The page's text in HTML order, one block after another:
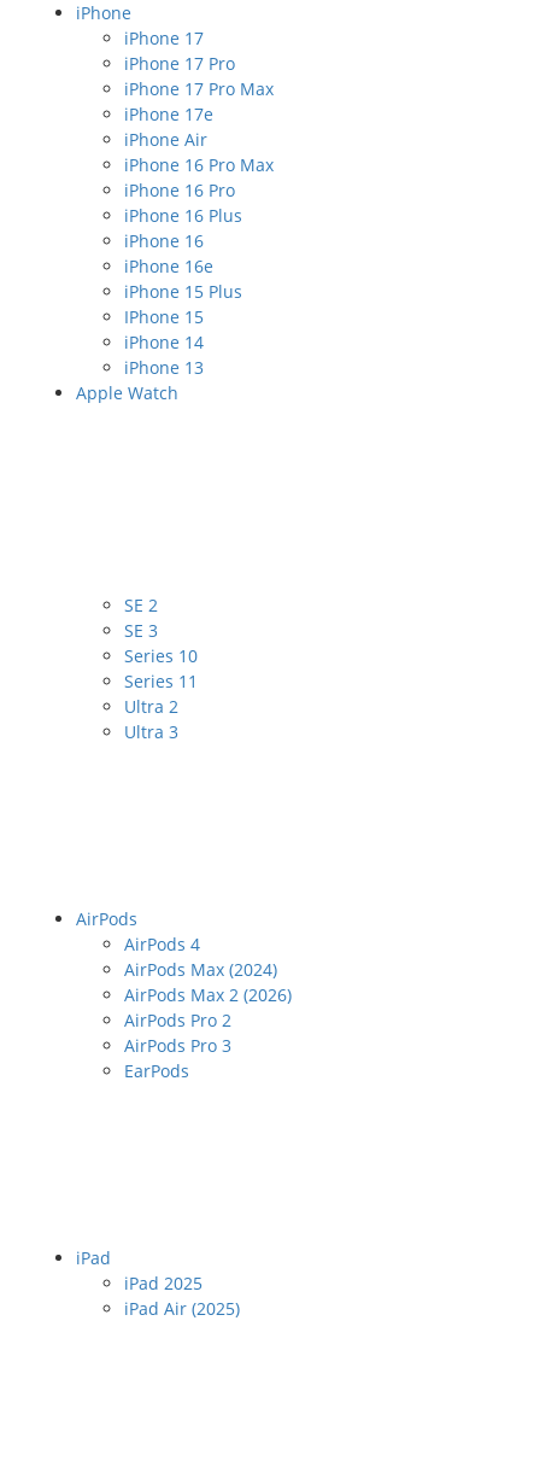
iPhone
iPhone 17
iPhone 17 Pro
iPhone 17 Pro Max
iPhone 17e
iPhone Air
iPhone 16 Pro Max
iPhone 16 Pro
iPhone 16 Plus
iPhone 16
iPhone 16e
iPhone 15 Plus
IPhone 15
iPhone 14
iPhone 13
Apple Watch
SE 2
SE 3
Series 10
Series 11
Ultra 2
Ultra 3
AirPods
AirPods 4
AirPods Max (2024)
AirPods Max 2 (2026)
AirPods Pro 2
AirPods Pro 3
EarPods
iPad
iPad 2025
iPad Air (2025)